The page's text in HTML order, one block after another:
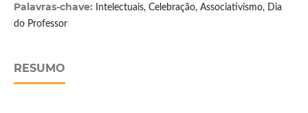
Palavras-chave:
Intelectuais, Celebração, Associativismo, Dia
do Professor
RESUMO